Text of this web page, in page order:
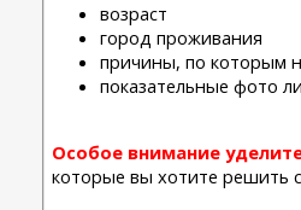
возраст
город проживания
причины, по которым
показательные фото
Особое внимание
которые вы хотите решить